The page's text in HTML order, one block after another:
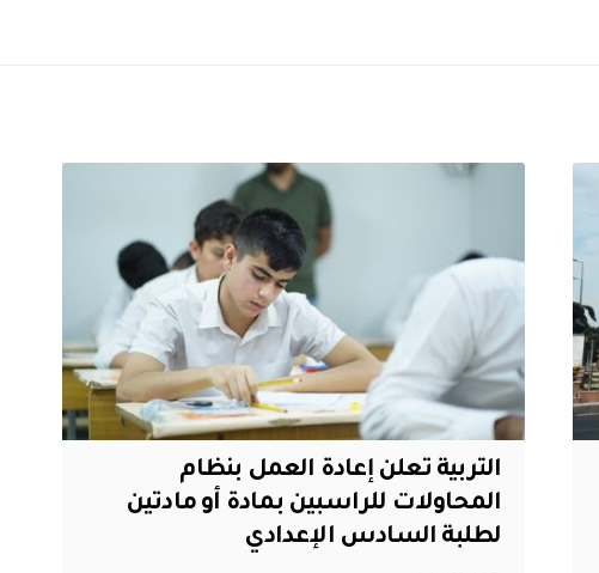
التربية تعلن إعادة العمل بنظام
المحاولات للراسبين بمادة أو مادتين
لطلبة السادس الإعدادي